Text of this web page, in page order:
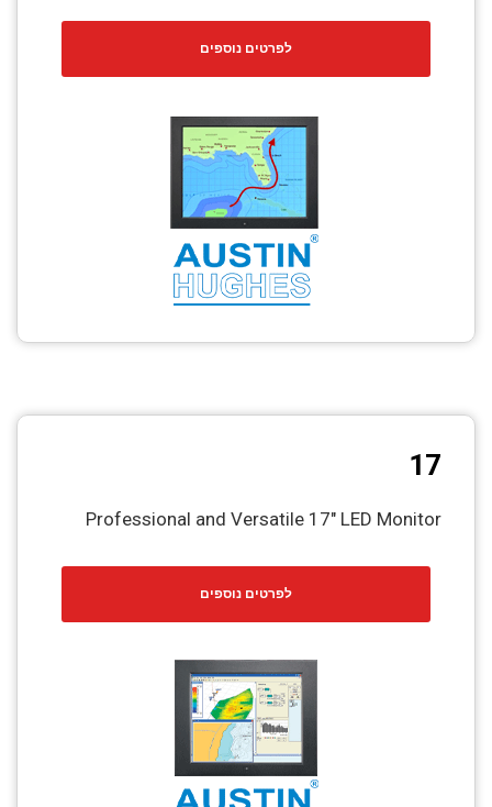
לפרטים נוספים
17
Professional and Versatile 17″ LED Monitor
לפרטים נוספים